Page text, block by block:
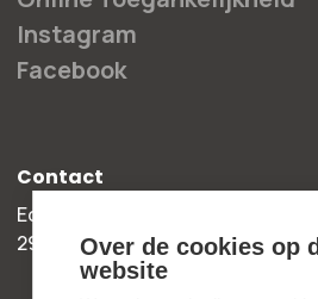
Instagram
Facebook
Contact
Edisonweg 30b
2952 AD Alblasserdam
Over de cookies op
website